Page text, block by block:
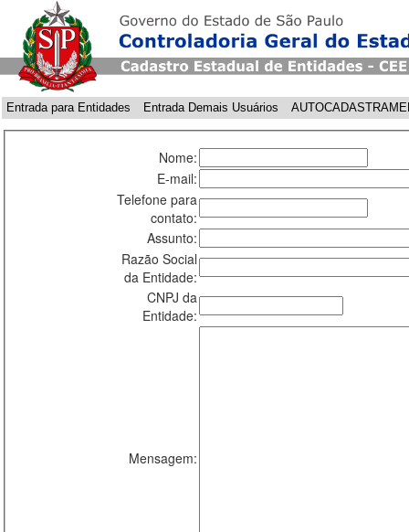
Entrada para Entidades Entrada Demais Usuários
Nome:
E-mail:
Telefone para
contato:
Assunto:
Razão Social
da Entidade:
CNPJ da
Entidade:
Mensagem: